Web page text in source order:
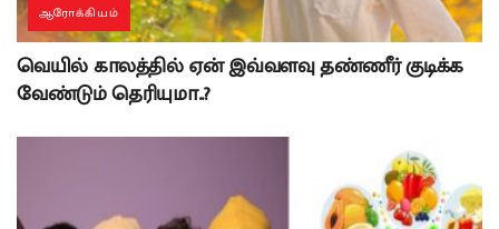
ஆரோக்கியம்
வெயில் காலத்தில் ஏன் இவ்வளவு தண்ணீர் குடிக்க
வேண்டும் தெரியுமா..?